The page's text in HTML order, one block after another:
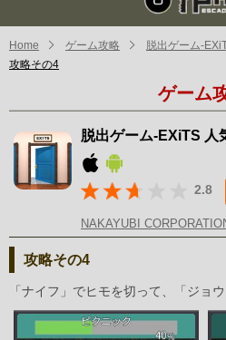
Home ゲーム攻略
脱出ゲーム-
攻略その4
ゲーム
脱出ゲーム-EXiTS 人
2.8
NAKAYUBI
攻略その4
「ナイフ」でヒモを切って、「ジョウ